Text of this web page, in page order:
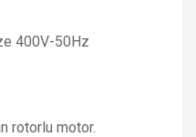
400V-50Hz
rotorlu motor.